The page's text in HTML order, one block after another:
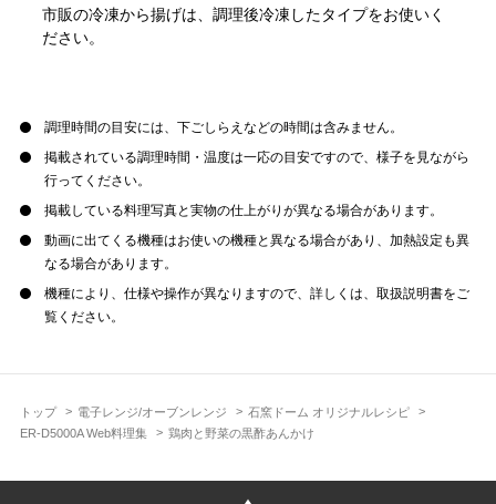
トップ 電子レンジ/オーブンレンジ
石窯ドーム オリジナルレシピ
ER-D5000A Web料理集
鶏肉と野菜の黒酢あんかけ
市販の冷凍から揚げは、調理後冷凍したタイプをお使いく
ださい。
調理時間の目安には、下ごしらえなどの時間は含みません。
掲載されている調理時間・温度は一応の目安ですので、様子を見ながら
行ってください。
掲載している料理写真と実物の仕上がりが異なる場合があります。
動画に出てくる機種はお使いの機種と異なる場合があり、加熱設定も異
なる場合があります。
機種により、仕様や操作が異なりますので、詳しくは、取扱説明書をご
覧ください。